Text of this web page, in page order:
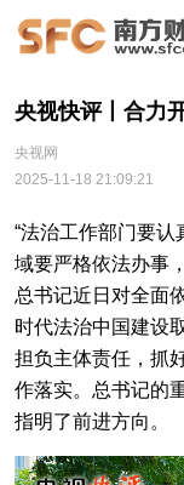
央视快评丨合力
央视网
2025-11-18 21:09:21
“法治工作部门要
域要严格依法办事
总书记近日对全面
时代法治中国建设
担负主体责任，抓
作落实。总书记的
指明了前进方向。